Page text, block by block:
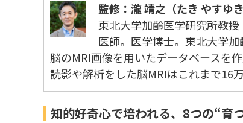
監修：瀧 靖之（たき やすゆ
東北大学加齢医学研究所教授
医師。医学博士。東北大学
脳のMRI画像を用いたデータベースを
読影や解析をした脳MRIはこれまで16
知的好奇心で培われる、8つの“育